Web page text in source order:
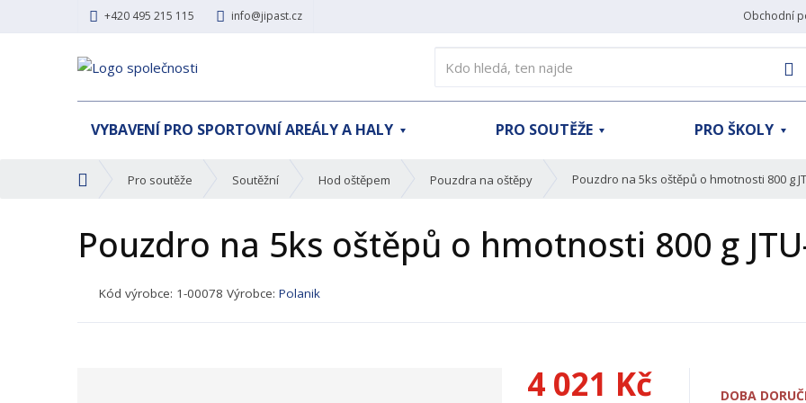
+420 495 215 115 info@jipast.cz Obchodní
VYBAVENÍ PRO SPORTOVNÍ AREÁLY A HALY PRO SOUTĚŽE PRO ŠKOLY
d
Pro soutěže Soutěžní Hod oštěpem Pouzdra na oštěpy Pouzdro na 5ks oštěpů o hmotnosti 800 g
Pouzdro na 5ks oštěpů o hmotnosti 800 g
K
Kód výrobce: 1-00078 Výrobce:Polanik
4 021 Kč DOBA